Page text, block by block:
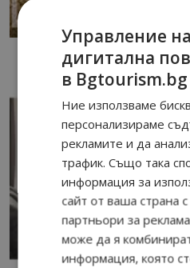
Управление
дигитална
в Bgtourism.bg
Ние използваме
персонализираме
рекламите и да
трафик. Също така
информация за
сайт от ваша страна
партньори за
може да я
информация, която